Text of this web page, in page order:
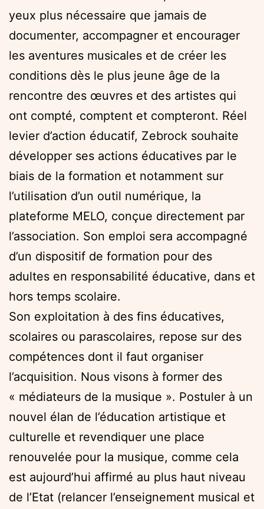
yeux plus nécessaire que jamais de
documenter, accompagner et encourager
les aventures musicales et de créer les
conditions dès le plus jeune âge de la
rencontre des œuvres et des artistes qui
ont compté, comptent et compteront. Réel
levier d’action éducatif, Zebrock souhaite
développer ses actions éducatives par le
biais de la formation et notamment sur
l’utilisation d’un outil numérique, la
plateforme MELO, conçue directement par
l’association. Son emploi sera accompagné
d’un dispositif de formation pour des
adultes en responsabilité éducative, dans et
hors temps scolaire.
Son exploitation à des fins éducatives,
scolaires ou parascolaires, repose sur des
compétences dont il faut organiser
l’acquisition. Nous visons à former des
« médiateurs de la musique ». Postuler à un
nouvel élan de l’éducation artistique et
culturelle et revendiquer une place
renouvelée pour la musique, comme cela
est aujourd’hui affirmé au plus haut niveau
de l’Etat (relancer l’enseignement musical et